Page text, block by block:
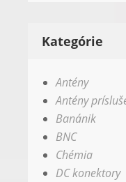
Kategórie
Antény
Antény
Banánik
BNC
Chémia
DC konektory